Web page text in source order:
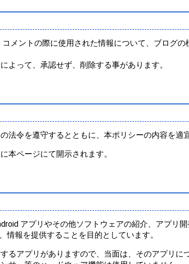
コメントの際に使用された情報について、ブログ
よって、承認せず、削除する事があります。
法令を遵守するとともに、本ポリシーの内容を適
本ページにて開示されます。
アプリやその他ソフトウェアの紹介、アプリ
情報を提供することを目的としています。
るアプリがありますので、当面は、そのアプリに